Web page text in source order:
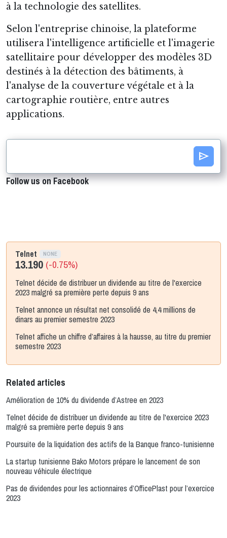
à la technologie des satellites.
Selon l'entreprise chinoise, la plateforme
utilisera l'intelligence artificielle et l'imagerie
satellitaire pour développer des modèles 3D
destinés à la détection des bâtiments, à
l'analyse de la couverture végétale et à la
cartographie routière, entre autres
applications.
send
Follow us on Facebook
Telnet NONE
13.190 (-0.75%)
Telnet décide de distribuer un dividende au titre de l'exercice
2023 malgré sa première perte depuis 9 ans
Telnet annonce un résultat net consolidé de 4,4 millions de
dinars au premier semestre 2023
Telnet affiche un chiffre d’affaires à la hausse, au titre du premier
semestre 2023
Related articles
Amélioration de 10% du dividende d’Astree en 2023
Telnet décide de distribuer un dividende au titre de l'exercice 2023
malgré sa première perte depuis 9 ans
Poursuite de la liquidation des actifs de la Banque franco-tunisienne
La startup tunisienne Bako Motors prépare le lancement de son
nouveau véhicule électrique
Pas de dividendes pour les actionnaires d’OfficePlast pour l’exercice
2023